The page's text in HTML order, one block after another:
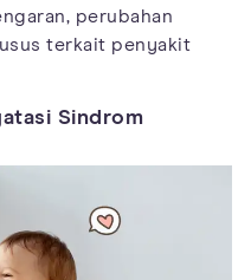
perubahan
terkait penyakit
Sindrom